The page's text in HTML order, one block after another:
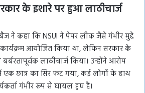
के इशारे पर हुआ लाठीचार्ज
ने कहा कि NSUI ने पेपर लीक जैसे गंभीर मुद्दे
आयोजित किया था, लेकिन सरकार के
लाठीचार्ज किया। उन्होंने आरोप
एक छात्र का सिर फट गया, कई लोगों के हाथ
गंभीर रूप से घायल हुए हैं।